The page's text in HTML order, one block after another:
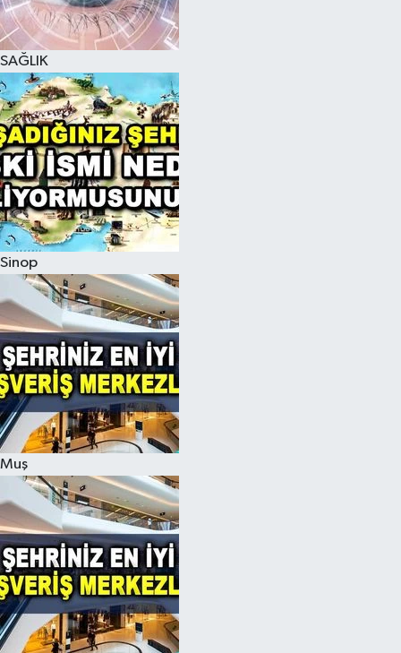
SAĞLIK
Sinop
Muş